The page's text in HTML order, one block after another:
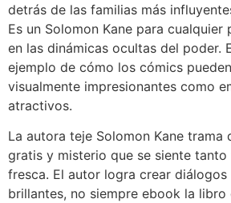
detrás de las familias más
Es un Solomon Kane para cualquier
en las dinámicas ocultas del poder.
ejemplo de cómo los cómics
visualmente impresionantes como
atractivos.
La autora teje Solomon Kane trama
gratis y misterio que se siente
fresca. El autor logra crear diálogos
brillantes, no siempre ebook la libro